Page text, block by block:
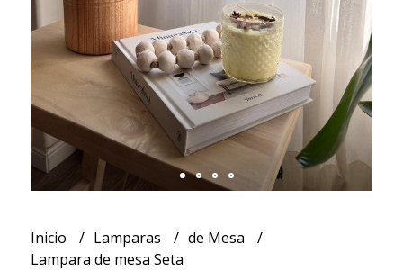
Inicio Lamparas
de Mesa
Lampara de mesa Seta